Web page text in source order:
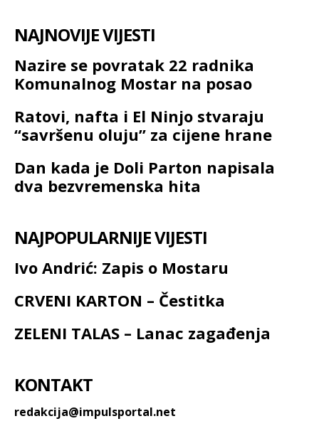
NAJNOVIJE VIJESTI
Nazire se povratak 22 radnika
Komunalnog Mostar na posao
Ratovi, nafta i El Ninjo stvaraju
“savršenu oluju” za cijene hrane
Dan kada je Doli Parton napisala
dva bezvremenska hita
NAJPOPULARNIJE VIJESTI
Ivo Andrić: Zapis o Mostaru
CRVENI KARTON – Čestitka
ZELENI TALAS – Lanac zagađenja
KONTAKT
redakcija@impulsportal.net